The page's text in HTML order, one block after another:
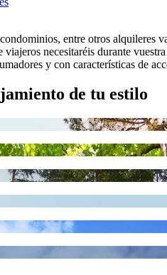
entre otros alquileres
viajeros necesitaréis durante
y con características de
de tu estilo